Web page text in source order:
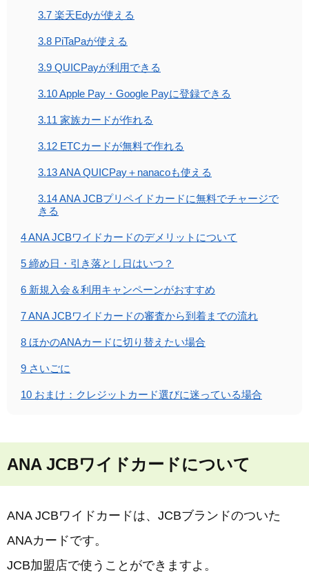
3.7 楽天Edyが使える
3.8 PiTaPaが使える
3.9 QUICPayが利用できる
3.10Apple Pay・Google Payに登録できる
3.11 家族カードが作れる
3.12 ETCカードが無料で作れる
3.13ANA QUICPay＋nanacoも使える
3.14ANA JCBプリペイドカードに無料でチャージで
きる
4ANA JCBワイドカードのデメリットについて
5 締め日・引き落とし日はいつ？
6 新規入会＆利用キャンペーンがおすすめ
7ANA JCBワイドカードの審査から到着までの流れ
8 ほかのANAカードに切り替えたい場合
9 さいごに
10 おまけ：クレジットカード選びに迷っている場合
ANA JCBワイドカードについて
ANA JCBワイドカードは、JCBブランドのついた
ANAカードです。
JCB加盟店で使うことができますよ。